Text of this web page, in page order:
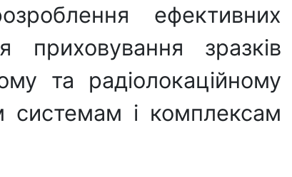
ефективних
приховування зразків
та радіолокаційному
системам і комплексам